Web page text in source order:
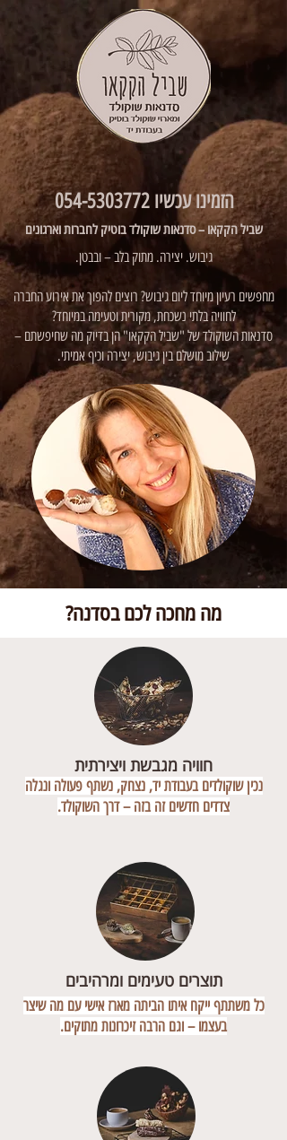
הזמינו עכשיו054-5303772
שביל הקקאו – סדנאות שוקולד בוטיק לחברות וארגונים
גיבוש. יצירה. מתוק בלב – ובבטן.
מחפשים רעיון מיוחד ליום גיבוש? רוצים להפוך את אירוע החברה
לחוויה בלתי נשכחת, מקורית וטעימה במיוחד?
סדנאות השוקולד של "שביל הקקאו" הן בדיוק מה שחיפשתם –
שילוב מושלם בין גיבוש, יצירה וכיף אמיתי.
מה מחכה לכם בסדנה?
חוויה מגבשת ויצירתית
נכין שוקולדים בעבודת יד, נצחק, נשתף פעולה ונגלה
צדדים חדשים זה בזה – דרך השוקולד.
תוצרים טעימים ומרהיבים
כל משתתף ייקח איתו הביתה מארז אישי עם מה שיצר
בעצמו – וגם הרבה זיכרונות מתוקים.